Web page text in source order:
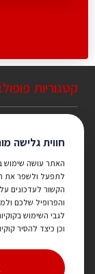
חווית גלישה
לתפעל ולשפר את
הקשור לעדכונים
והפרופיל שלכם
לגבי השימוש
וכן כיצד להסיר
קטגוריות
כללי
צריכים ייעוץ